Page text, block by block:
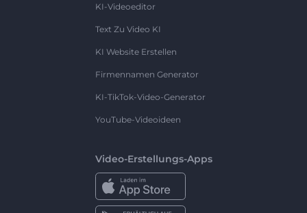
KI-Videoeditor
Text Zu Video KI
KI Website Erstellen
Firmennamen Generator
KI-TikTok-Video-Generator
YouTube-Videoideen
Video-Erstellungs-Apps